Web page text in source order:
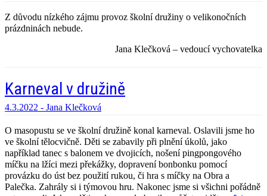
Z důvodu nízkého zájmu provoz školní družiny o velikonočních
prázdninách nebude.
Jana Klečková – vedoucí vychovatelka
Karneval v družině
4.3.2022 - Jana Klečková
O masopustu se ve školní družině konal karneval. Oslavili jsme ho
ve školní tělocvičně. Děti se zabavily při plnění úkolů, jako
například tanec s balonem ve dvojicích, nošení pingpongového
míčku na lžíci mezi překážky, dopravení bonbonku pomocí
provázku do úst bez použití rukou, či hra s míčky na Obra a
Palečka. Zahrály si i týmovou hru. Nakonec jsme si všichni pořádně